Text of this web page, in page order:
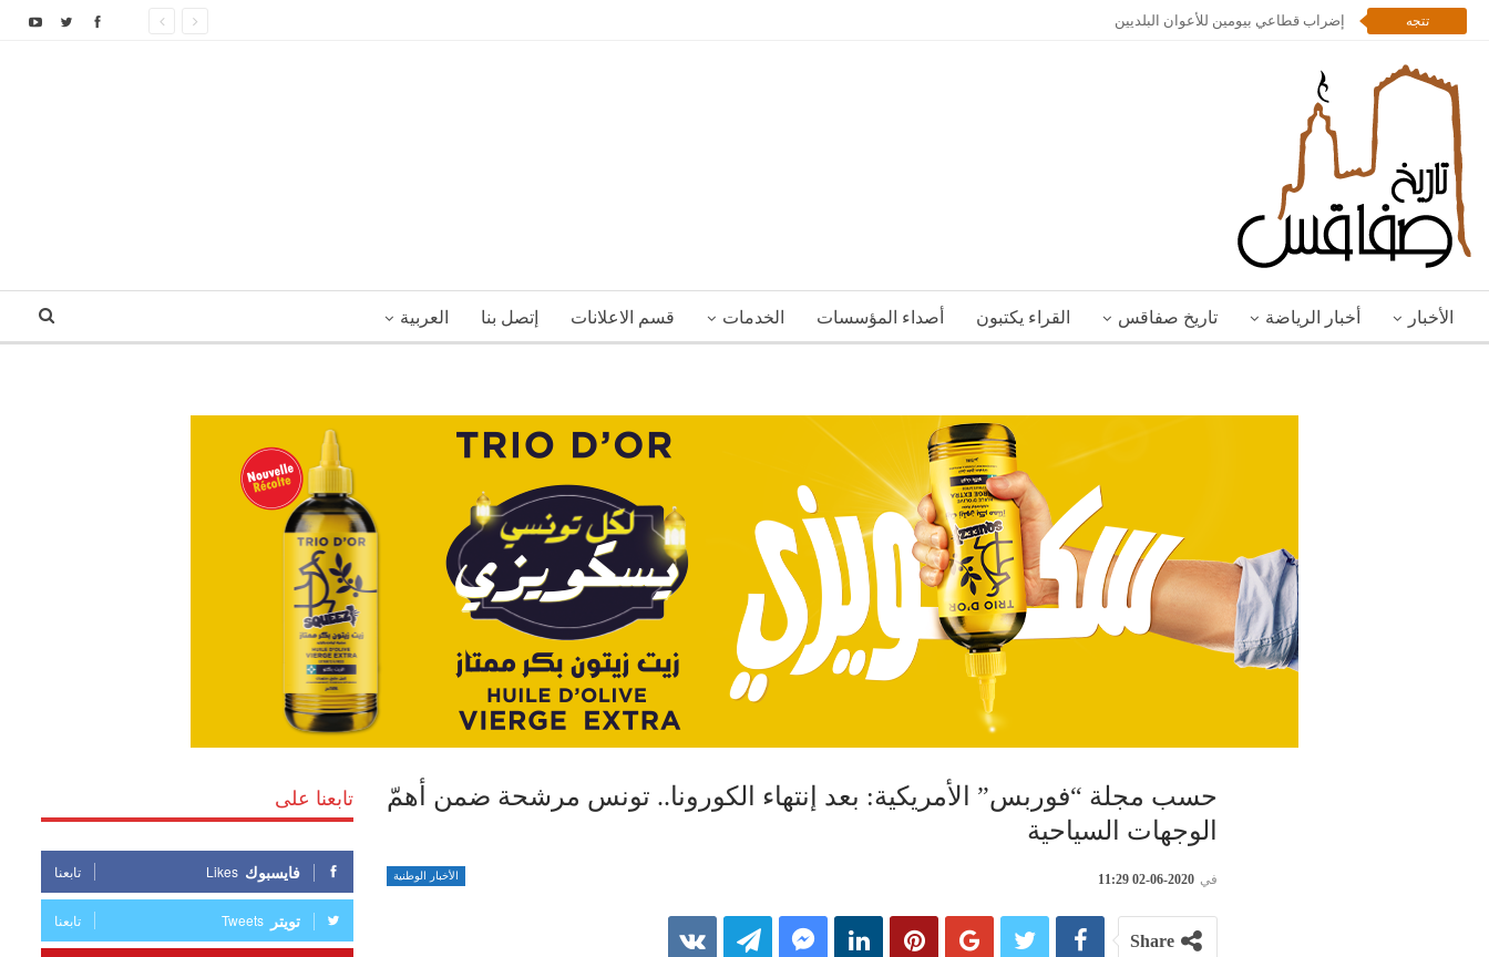
تتجه إضراب قطاعي بيومين للأعوان البلديين
الأخبار أخبار الرياضة تاريخ صفاقس القراء يكتبون أصداء المؤسسات الخدمات قسم الاعلانات إتصل بنا العربية
حسب مجلة “فوربس” الأمريكية: بعد إنتهاء الكورونا.. تونس مرشحة ضمن أهمّ
الوجهات السياحية
الأخبار الوطنية في 2020-06-02 11:29
Share
تابعنا على
فايسبوك Likes تابعنا
تويتر Tweets تابعنا